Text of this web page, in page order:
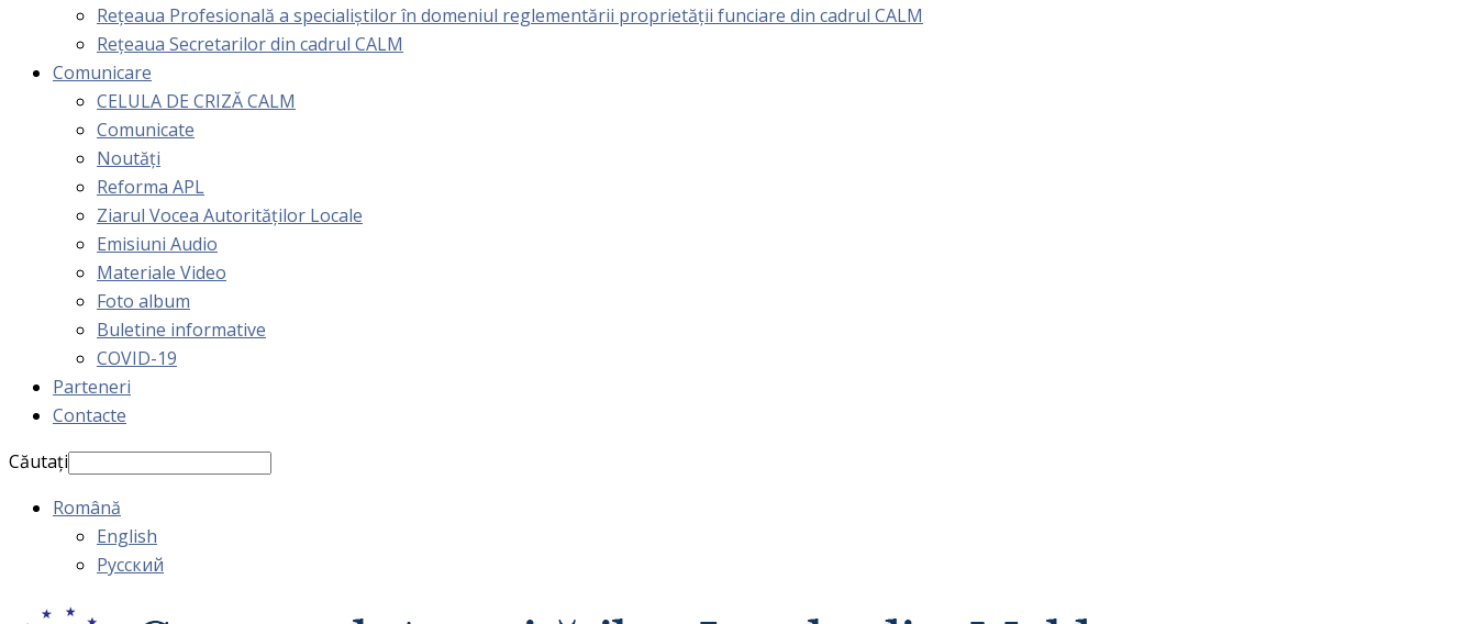
Reţeaua Profesională a specialiştilor în domeniul reglementării proprietăţii funciare din cadrul CALM
Rețeaua Secretarilor din cadrul CALM
Comunicare
CELULA DE CRIZĂ CALM
Comunicate
Noutăți
Reforma APL
Ziarul Vocea Autorităților Locale
Emisiuni Audio
Materiale Video
Foto album
Buletine informative
COVID-19
Parteneri
Contacte
Căutați
Română
English
Русский